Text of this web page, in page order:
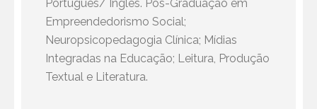
Português/ Inglês. Pós-Graduação em
Empreendedorismo Social;
Neuropsicopedagogia Clínica; Mídias
Integradas na Educação; Leitura, Produção
Textual e Literatura.